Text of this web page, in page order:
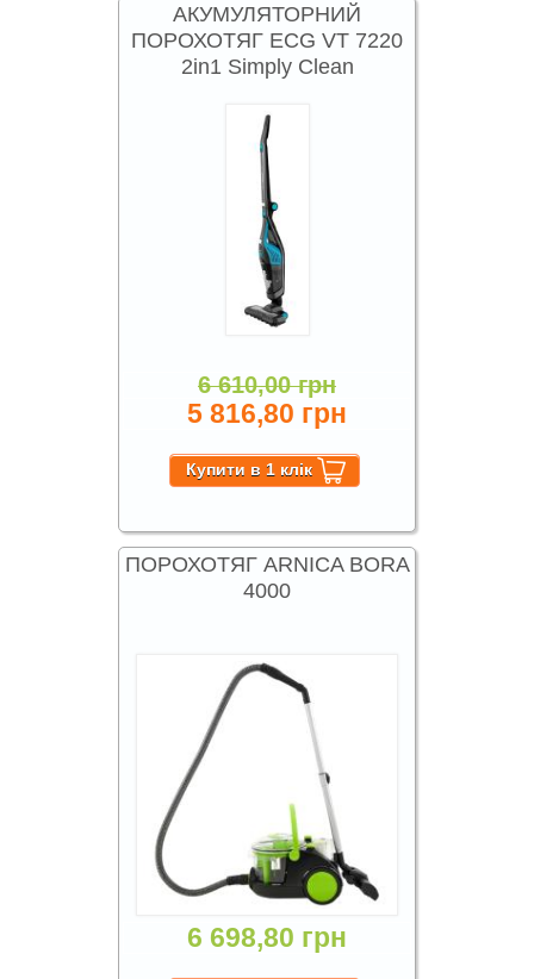
АКУМУЛЯТОРНИЙ
ПОРОХОТЯГ ECG VT 7220
2in1 Simply Clean
6 610,00 грн
5 816,80 грн
ПОРОХОТЯГ ARNICA BORA
4000
6 698,80 грн